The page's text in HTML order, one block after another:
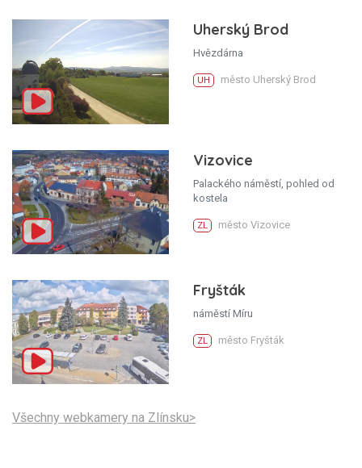
Uherský Brod
Hvězdárna
UH město Uherský Brod
Vizovice
Palackého náměstí, pohled od
kostela
ZL město Vizovice
Fryšták
náměstí Míru
ZL město Fryšták
Všechny webkamery na Zlínsku>